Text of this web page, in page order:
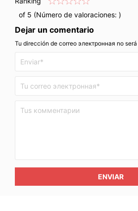
of 5 (Número de valoraciones: )
Dejar un comentario
Tu dirección de correo электронная no
ENVIAR